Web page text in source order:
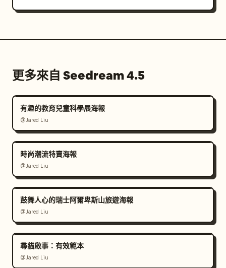
更多來自 Seedream 4.5
有趣的教育兒童科學展海報
@Jared Liu
時尚潮流特賣海報
@Jared Liu
鼓舞人心的瑞士阿爾卑斯山旅遊海報
@Jared Liu
尋貓啟事：有效範本
@Jared Liu